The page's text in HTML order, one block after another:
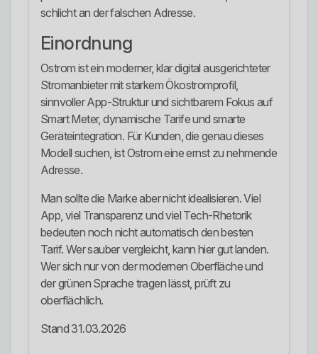
schlicht an der falschen Adresse.
Einordnung
Ostrom ist ein moderner, klar digital ausgerichteter
Stromanbieter mit starkem Ökostromprofil,
sinnvoller App-Struktur und sichtbarem Fokus auf
Smart Meter, dynamische Tarife und smarte
Geräteintegration. Für Kunden, die genau dieses
Modell suchen, ist Ostrom eine ernst zu nehmende
Adresse.
Man sollte die Marke aber nicht idealisieren. Viel
App, viel Transparenz und viel Tech-Rhetorik
bedeuten noch nicht automatisch den besten
Tarif. Wer sauber vergleicht, kann hier gut landen.
Wer sich nur von der modernen Oberfläche und
der grünen Sprache tragen lässt, prüft zu
oberflächlich.
Stand 31.03.2026